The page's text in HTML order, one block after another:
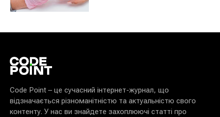
Code Point – це сучасний інтернет-журнал, що
відзначається різноманітністю та актуальністю свого
контенту. У нас ви знайдете захоплюючі статті про